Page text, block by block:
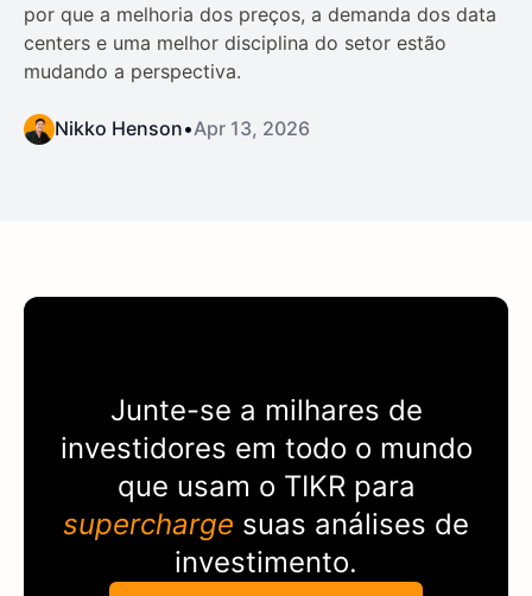
por que a melhoria dos preços, a demanda dos data
centers e uma melhor disciplina do setor estão
mudando a perspectiva.
Nikko Henson•Apr 13, 2026
Junte-se a milhares de
investidores em todo o mundo
que usam o TIKRpara
supercharge suas análises de
investimento.